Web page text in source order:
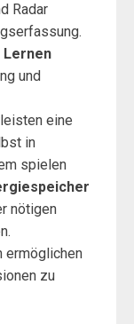
Radar
Lernen
und
eine
in
spielen
nötigen
ermöglichen
zu